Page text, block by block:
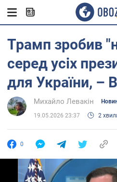
Трамп зробив
серед усіх
для України, –
Михайло Левакін
19.05.2026 23:37 2
0